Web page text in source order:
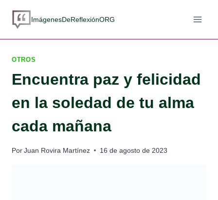
ImágenesDeReflexiónORG
OTROS
Encuentra paz y felicidad
en la soledad de tu alma
cada mañana
PorJuan Rovira Martínez 16 de agosto de 2023